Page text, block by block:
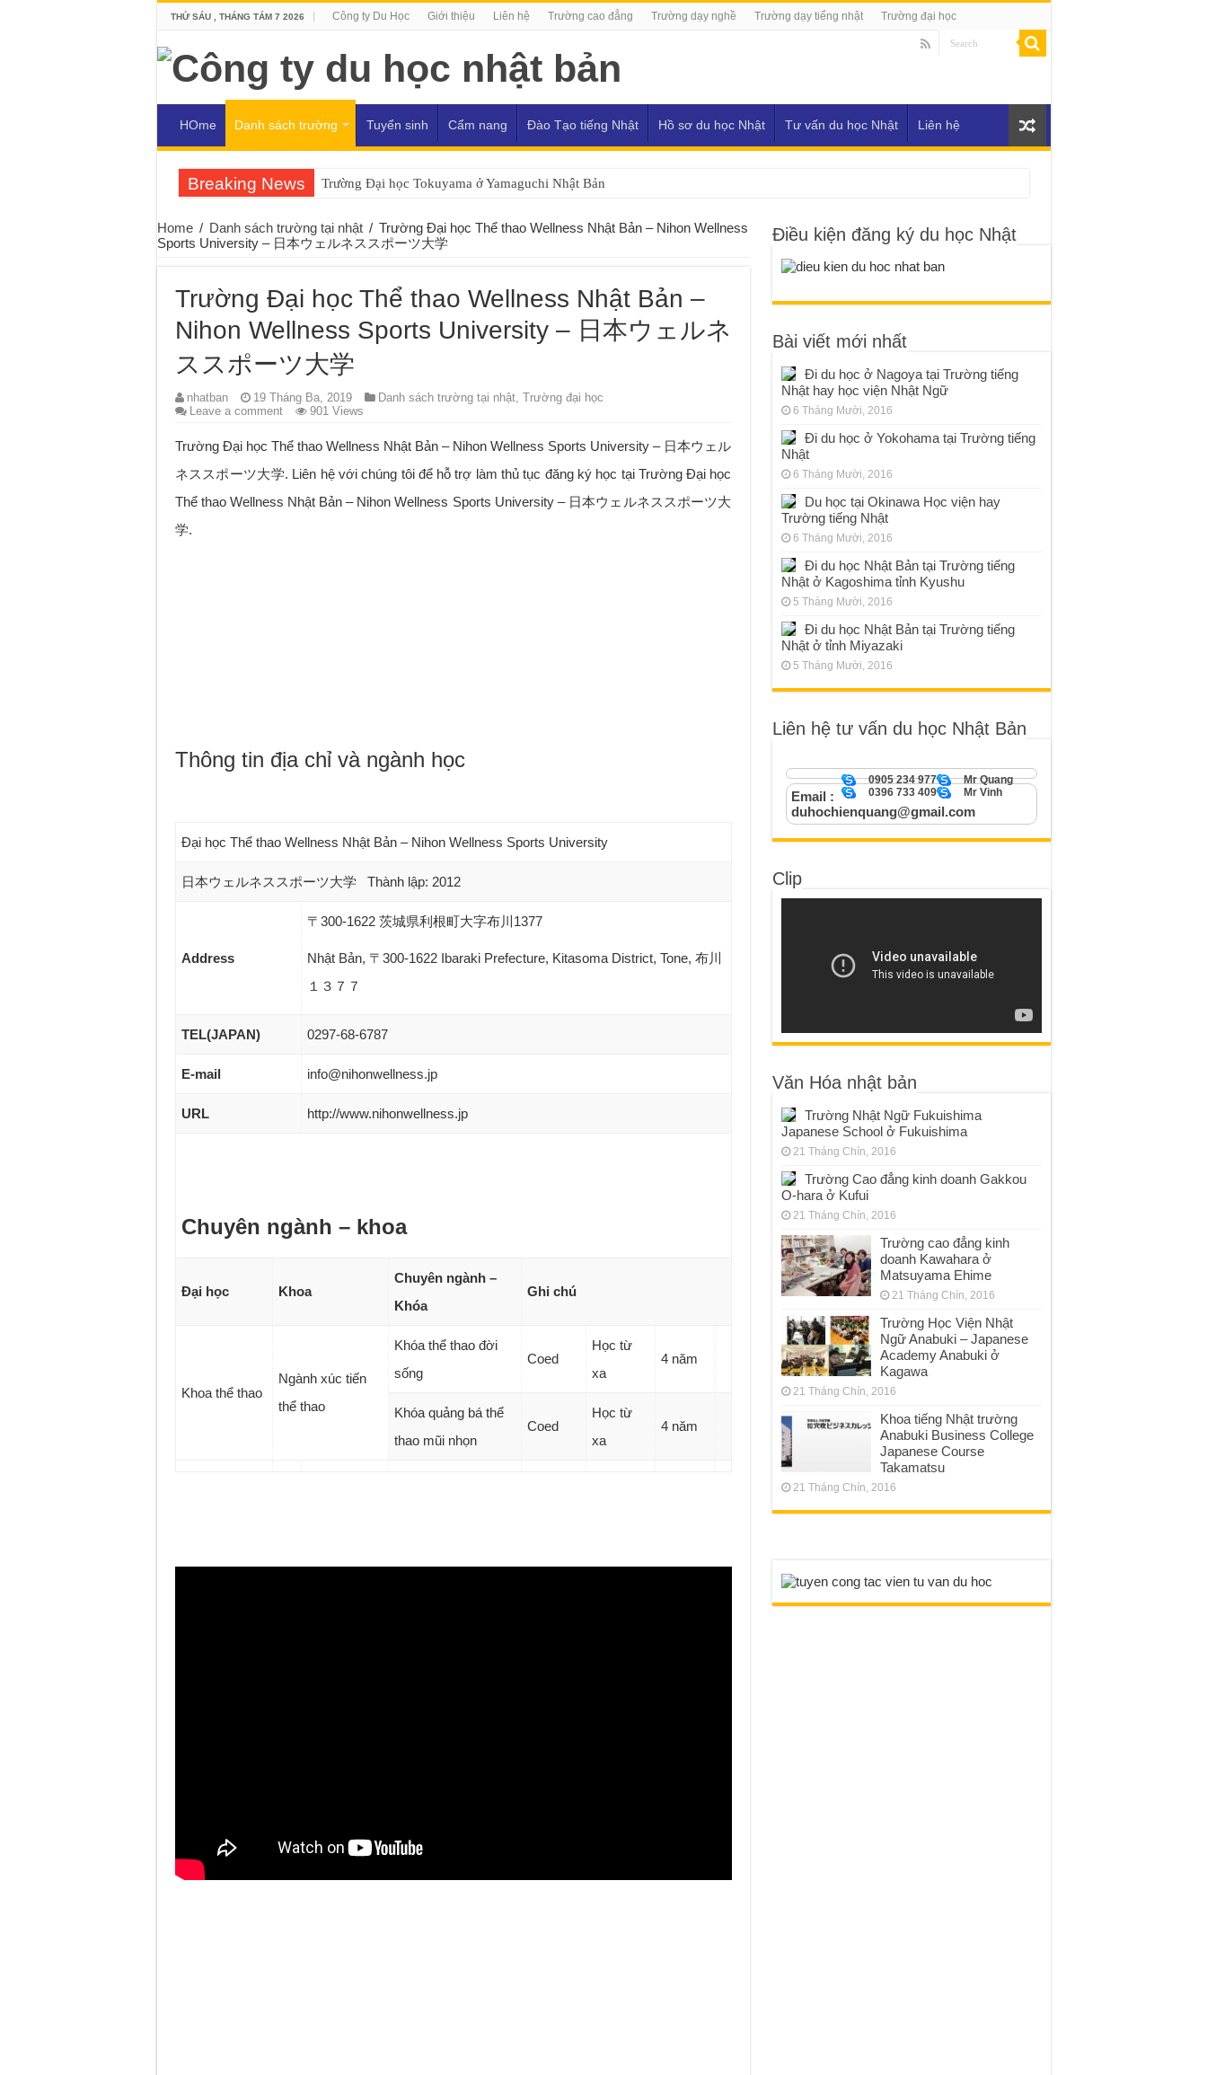
THỨ SÁU , THÁNG TÁM 7 2026 Công ty Du Học Giới thiệu Liên hệ Trường cao đẳng Trường dạy nghề Trường dạy tiếng nhật Trường đại học
HOme Danh sách trường Tuyển sinh Cẩm nang Đào Tạo tiếng Nhật Hồ sơ du học Nhật Tư vấn du học Nhật Liên hệ
Breaking News Trường Đại học Tokuyama ở Yamaguchi Nhật Bản
Home / Danh sách trường tại nhật / Trường Đại học Thể thao Wellness Nhật Bản – Nihon Wellness
Sports University – 日本ウェルネススポーツ大学
Trường Đại học Thể thao Wellness Nhật Bản –
Nihon Wellness Sports University – 日本ウェルネ
ススポーツ大学
nhatban 19 Tháng Ba, 2019 Danh sách trường tại nhật, Trường đại học
Leave a comment
901 Views
Trường Đại học Thể thao Wellness Nhật Bản – Nihon Wellness Sports University – 日本ウェル
ネススポーツ大学. Liên hệ với chúng tôi để hỗ trợ làm thủ tục đăng ký học tại Trường Đại học
Thể thao Wellness Nhật Bản – Nihon Wellness Sports University – 日本ウェルネススポーツ大
学.
Thông tin địa chỉ và ngành học
Đại học Thể thao Wellness Nhật Bản – Nihon Wellness Sports University
日本ウェルネススポーツ大学 Thành lập: 2012
Address
〒300-1622 茨城県利根町大字布川1377
Nhật Bản, 〒300-1622 Ibaraki Prefecture, Kitasoma District, Tone, 布川
１３７７
TEL(JAPAN) 0297-68-6787
E-mail info@nihonwellness.jp
URL http://www.nihonwellness.jp
Chuyên ngành – khoa
Đại học Khoa
Chuyên ngành –
Khóa
Ghi chú
Khoa thể thao
Ngành xúc tiến
thể thao
Khóa thể thao đời
sống
Coed
Học từ
xa
4 năm
Khóa quảng bá thể
thao mũi nhọn
Coed
Học từ
xa
4 năm
Điều kiện đăng ký du học Nhật
Bài viết mới nhất
Đi du học ở Nagoya tại Trường tiếng
Nhật hay học viện Nhật Ngữ
6 Tháng Mười, 2016
Đi du học ở Yokohama tại Trường tiếng
Nhật
6 Tháng Mười, 2016
Du học tại Okinawa Học viện hay
Trường tiếng Nhật
6 Tháng Mười, 2016
Đi du học Nhật Bản tại Trường tiếng
Nhật ở Kagoshima tỉnh Kyushu
5 Tháng Mười, 2016
Đi du học Nhật Bản tại Trường tiếng
Nhật ở tỉnh Miyazaki
5 Tháng Mười, 2016
Liên hệ tư vấn du học Nhật Bản
Mr Quang
0905 234 977
Mr Vinh
0396 733 409
Email :
duhochienquang@gmail.com
Clip
Văn Hóa nhật bản
Trường Nhật Ngữ Fukuishima
Japanese School ở Fukuishima
21 Tháng Chín, 2016
Trường Cao đẳng kinh doanh Gakkou
O-hara ở Kufui
21 Tháng Chín, 2016
Trường cao đẳng kinh
doanh Kawahara ở
Matsuyama Ehime
21 Tháng Chín, 2016
Trường Học Viện Nhật
Ngữ Anabuki – Japanese
Academy Anabuki ở
Kagawa
21 Tháng Chín, 2016
Khoa tiếng Nhật trường
Anabuki Business College
Japanese Course
Takamatsu
21 Tháng Chín, 2016